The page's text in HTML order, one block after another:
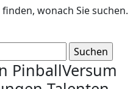
wonach Sie suchen.
PinballVersum